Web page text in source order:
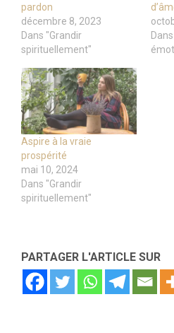
pardon
décembre 8, 2023
Dans "Grandir
spirituellement"
Aspire à la vraie
prospérité
mai 10, 2024
Dans "Grandir
spirituellement"
PARTAGER L'ARTICLE SUR